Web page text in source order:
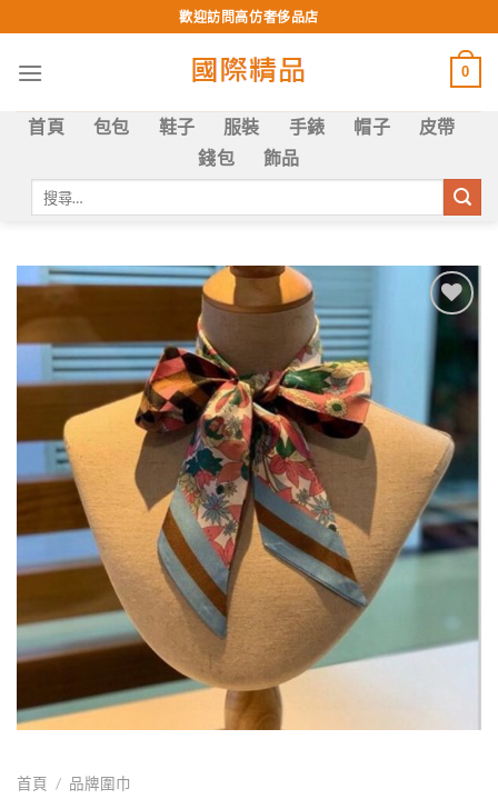
to
content
歡迎訪問高仿奢侈品店
0
首頁 包包 鞋子 服裝 手錶 帽子
皮帶
錢包
飾品
Add to
首頁 / 品牌圍巾